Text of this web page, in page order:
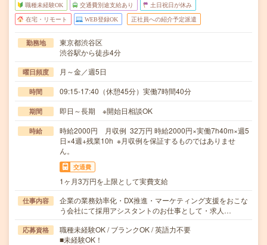
職種未経験OK 交通費別途支給あり 土日祝日が休み
在宅・リモート WEB登録OK 正社員への紹介予定派遣
勤務地
東京都渋谷区
渋谷駅から徒歩4分
曜日頻度 月～金／週5日
時間 09:15-17:40（休憩45分）実働7時間40分
期間 即日～長期 ※開始日相談OK
時給
時給2000円 月収例 32万円 時給2000円×実働7h40m×週5
日×4週+残業10h ※月収例を保証するものではありませ
ん。
交通費
1ヶ月3万円を上限として実費支給
仕事内容
企業の業務効率化・DX推進・マーケティング支援をおこな
う会社にて採用アシスタントのお仕事として・求人…
応募資格
職種未経験OK / ブランクOK / 英語力不要
■未経験OK！